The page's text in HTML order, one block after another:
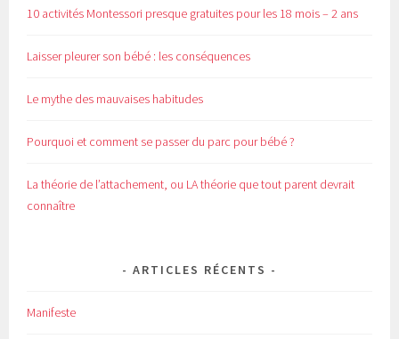
10 activités Montessori presque gratuites pour les 18 mois – 2 ans
Laisser pleurer son bébé : les conséquences
Le mythe des mauvaises habitudes
Pourquoi et comment se passer du parc pour bébé ?
La théorie de l’attachement, ou LA théorie que tout parent devrait
connaître
ARTICLES RÉCENTS
Manifeste